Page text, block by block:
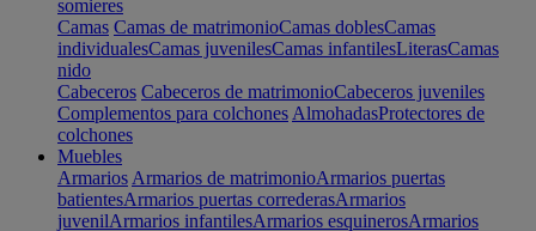
somieres
Camas Camas de matrimonioCamas doblesCamas
individualesCamas juvenilesCamas infantilesLiterasCamas
nido
Cabeceros Cabeceros de matrimonioCabeceros juveniles
Complementos para colchones AlmohadasProtectores de
colchones
Muebles
Armarios Armarios de matrimonioArmarios puertas
batientesArmarios puertas correderasArmarios
juvenilArmarios infantilesArmarios esquinerosArmarios